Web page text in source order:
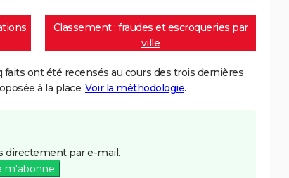
Classement : fraudes et escroqueries par
ville
ont été recensés au cours des trois dernières
à la place. Voir la méthodologie.
directement par e-mail.
m'abonne